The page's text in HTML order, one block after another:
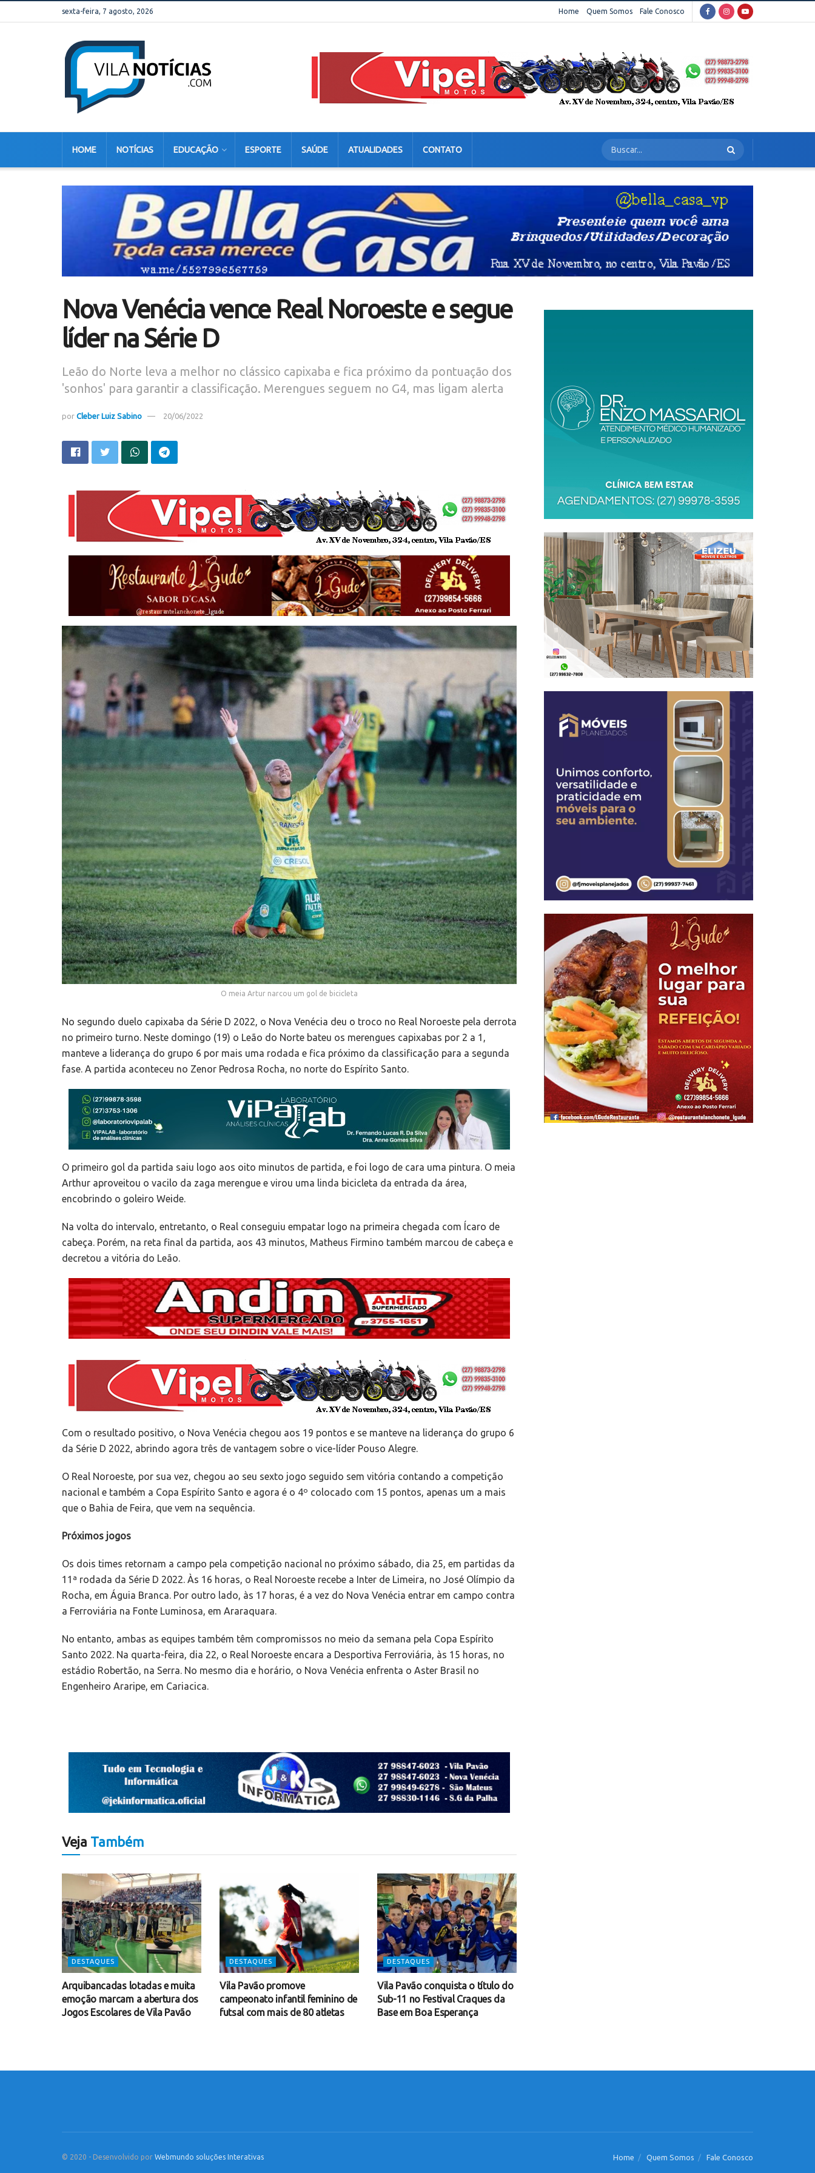
sexta-feira, 7 agosto, 2026 Home Quem Somos Fale Conosco
HOME NOTÍCIAS EDUCAÇÃO ESPORTE SAÚDE ATUALIDADES CONTATO
Nova Venécia vence Real Noroeste e segue
líder na Série D
Leão do Norte leva a melhor no clássico capixaba e fica próximo da pontuação dos
'sonhos' para garantir a classificação. Merengues seguem no G4, mas ligam alerta
por Cleber Luiz Sabino 20/06/2022
O meia Artur narcou um gol de bicicleta
No segundo duelo capixaba da Série D 2022, o Nova Venécia deu o troco no Real Noroeste pela derrota
no primeiro turno. Neste domingo (19) o Leão do Norte bateu os merengues capixabas por 2 a 1,
manteve a liderança do grupo 6 por mais uma rodada e fica próximo da classificação para a segunda
fase. A partida aconteceu no Zenor Pedrosa Rocha, no norte do Espírito Santo.
O primeiro gol da partida saiu logo aos oito minutos de partida, e foi logo de cara uma pintura. O meia
Arthur aproveitou o vacilo da zaga merengue e virou uma linda bicicleta da entrada da área,
encobrindo o goleiro Weide.
Na volta do intervalo, entretanto, o Real conseguiu empatar logo na primeira chegada com Ícaro de
cabeça. Porém, na reta final da partida, aos 43 minutos, Matheus Firmino também marcou de cabeça e
decretou a vitória do Leão.
Com o resultado positivo, o Nova Venécia chegou aos 19 pontos e se manteve na liderança do grupo 6
da Série D 2022, abrindo agora três de vantagem sobre o vice-líder Pouso Alegre.
O Real Noroeste, por sua vez, chegou ao seu sexto jogo seguido sem vitória contando a competição
nacional e também a Copa Espírito Santo e agora é o 4º colocado com 15 pontos, apenas um a mais
que o Bahia de Feira, que vem na sequência.
Próximos jogos
Os dois times retornam a campo pela competição nacional no próximo sábado, dia 25, em partidas da
11ª rodada da Série D 2022. Às 16 horas, o Real Noroeste recebe a Inter de Limeira, no José Olímpio da
Rocha, em Águia Branca. Por outro lado, às 17 horas, é a vez do Nova Venécia entrar em campo contra
a Ferroviária na Fonte Luminosa, em Araraquara.
No entanto, ambas as equipes também têm compromissos no meio da semana pela Copa Espírito
Santo 2022. Na quarta-feira, dia 22, o Real Noroeste encara a Desportiva Ferroviária, às 15 horas, no
estádio Robertão, na Serra. No mesmo dia e horário, o Nova Venécia enfrenta o Aster Brasil no
Engenheiro Araripe, em Cariacica.
Veja Também
DESTAQUES
Arquibancadas lotadas e muita
emoção marcam a abertura dos
Jogos Escolares de Vila Pavão
DESTAQUES
Vila Pavão promove
campeonato infantil feminino de
futsal com mais de 80 atletas
DESTAQUES
Vila Pavão conquista o título do
Sub-11 no Festival Craques da
Base em Boa Esperança
Home Quem Somos Fale Conosco
© 2020 - Desenvolvido por Webmundo soluções Interativas